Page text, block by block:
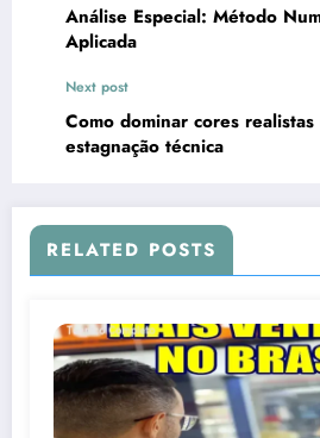
Análise Especial: Método
Aplicada
Next post
Como dominar cores
estagnação técnica
RELATED POSTS